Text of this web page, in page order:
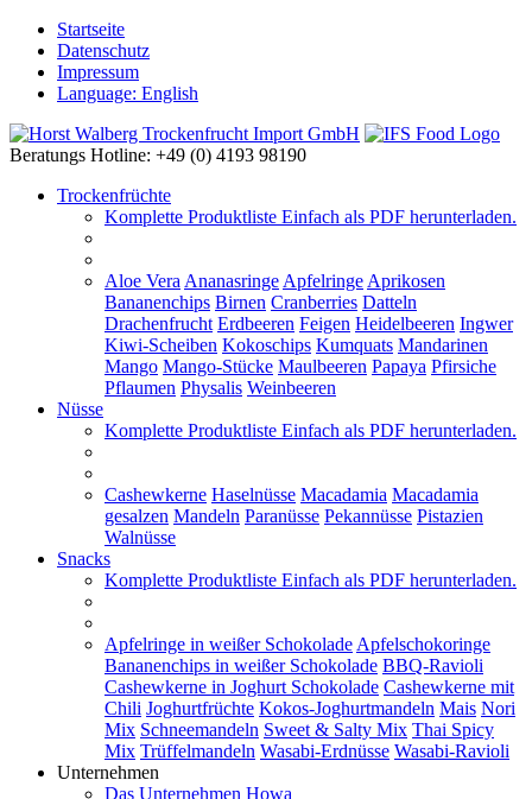
Startseite
Datenschutz
Impressum
Language: English
Beratungs Hotline: +49 (0) 4193 98190
Trockenfrüchte
Komplette Produktliste Einfach als PDF herunterladen.
Aloe Vera Ananasringe Apfelringe Aprikosen
Bananenchips Birnen Cranberries Datteln
Drachenfrucht Erdbeeren Feigen Heidelbeeren Ingwer
Kiwi-Scheiben Kokoschips Kumquats Mandarinen
Mango Mango-Stücke Maulbeeren Papaya Pfirsiche
Pflaumen Physalis Weinbeeren
Nüsse
Komplette Produktliste Einfach als PDF herunterladen.
Cashewkerne Haselnüsse Macadamia Macadamia
gesalzen Mandeln Paranüsse Pekannüsse Pistazien
Walnüsse
Snacks
Komplette Produktliste Einfach als PDF herunterladen.
Apfelringe in weißer Schokolade Apfelschokoringe
Bananenchips in weißer Schokolade BBQ-Ravioli
Cashewkerne in Joghurt Schokolade Cashewkerne mit
Chili Joghurtfrüchte Kokos-Joghurtmandeln Mais Nori
Mix Schneemandeln Sweet & Salty Mix Thai Spicy
Mix Trüffelmandeln Wasabi-Erdnüsse Wasabi-Ravioli
Unternehmen
Das Unternehmen Howa